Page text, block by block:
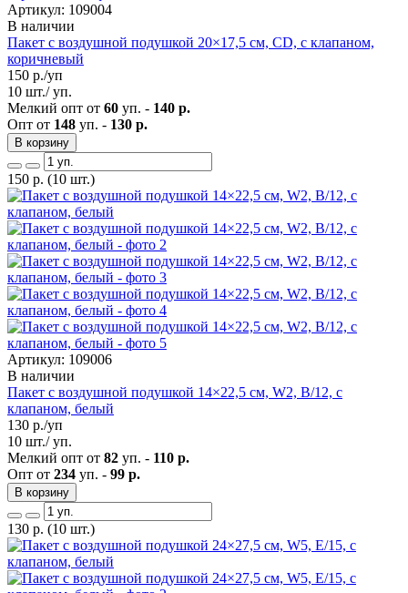
Артикул: 109004
В наличии
Пакет с воздушной подушкой 20×17,5 см, CD, с клапаном,
коричневый
150 р./уп
10 шт./ уп.
Мелкий опт от 60 уп. - 140 р.
Опт от 148 уп. - 130 р.
В корзину
150 р. (10 шт.)
Артикул: 109006
В наличии
Пакет с воздушной подушкой 14×22,5 см, W2, B/12, с
клапаном, белый
130 р./уп
10 шт./ уп.
Мелкий опт от 82 уп. - 110 р.
Опт от 234 уп. - 99 р.
В корзину
130 р. (10 шт.)